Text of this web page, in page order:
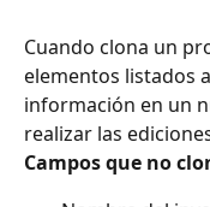
Cuando clona un
elementos listados
información en un
realizar las
Campos que no